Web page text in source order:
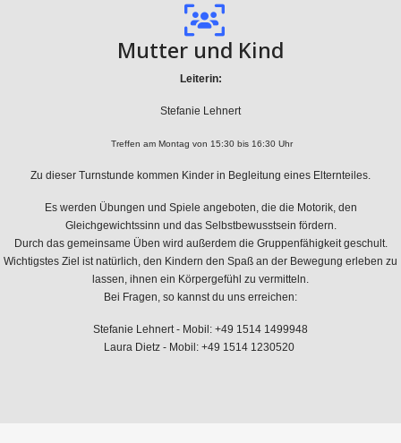
Mutter und Kind
Leiterin:
Stefanie Lehnert
Treffen am Montag von 15:30 bis 16:30 Uhr
Zu dieser Turnstunde kommen Kinder in Begleitung eines Elternteiles.
Es werden Übungen und Spiele angeboten, die die Motorik, den
Gleichgewichtssinn und das Selbstbewusstsein fördern.
Durch das gemeinsame Üben wird außerdem die Gruppenfähigkeit geschult.
Wichtigstes Ziel ist natürlich, den Kindern den Spaß an der Bewegung erleben zu
lassen, ihnen ein Körpergefühl zu vermitteln.
Bei Fragen, so kannst du uns erreichen:
Stefanie Lehnert - Mobil: +49 1514 1499948
Laura Dietz - Mobil: +49 1514 1230520